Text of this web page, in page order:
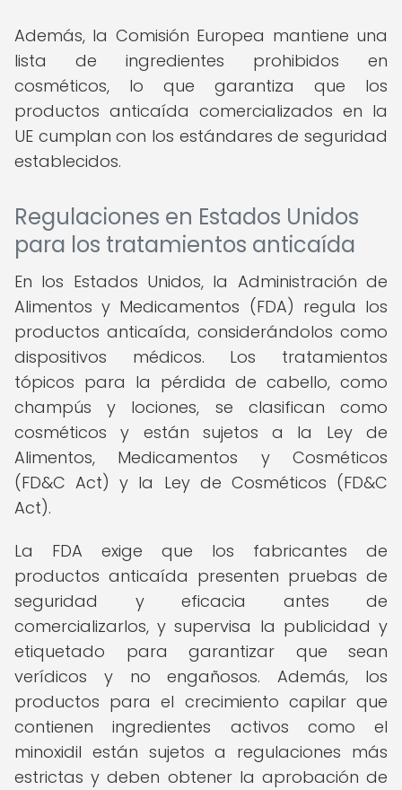
Además, la Comisión Europea mantiene una
lista de ingredientes prohibidos en
cosméticos, lo que garantiza que los
productos anticaída comercializados en la
UE cumplan con los estándares de seguridad
establecidos.
Regulaciones en Estados Unidos
para los tratamientos anticaída
En los Estados Unidos, la Administración de
Alimentos y Medicamentos (FDA) regula los
productos anticaída, considerándolos como
dispositivos médicos. Los tratamientos
tópicos para la pérdida de cabello, como
champús y lociones, se clasifican como
cosméticos y están sujetos a la Ley de
Alimentos, Medicamentos y Cosméticos
(FD&C Act) y la Ley de Cosméticos (FD&C
Act).
La FDA exige que los fabricantes de
productos anticaída presenten pruebas de
seguridad y eficacia antes de
comercializarlos, y supervisa la publicidad y
etiquetado para garantizar que sean
verídicos y no engañosos. Además, los
productos para el crecimiento capilar que
contienen ingredientes activos como el
minoxidil están sujetos a regulaciones más
estrictas y deben obtener la aprobación de